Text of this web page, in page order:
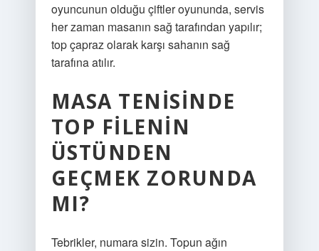
oyuncunun olduğu çiftler oyununda, servis
her zaman masanın sağ tarafından yapılır;
top çapraz olarak karşı sahanın sağ
tarafına atılır.
MASA TENISINDE
TOP FILENIN
ÜSTÜNDEN
GEÇMEK ZORUNDA
MI?
Tebrikler, numara sizin. Topun ağın